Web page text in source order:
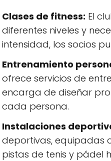
Clases de fitness: El
diferentes niveles y
intensidad, los socios
Entrenamiento
ofrece servicios de
encarga de diseñar
cada persona.
Instalaciones
deportivas, equipadas
pistas de tenis y pádel